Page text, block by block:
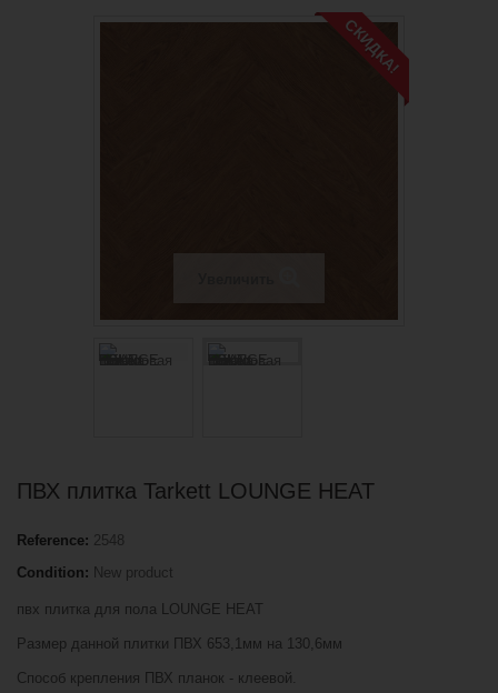
СКИДКА!
ПВХ плитка Tarkett LOUNGE HEAT
Reference: 2548
Condition: New product
пвх плитка для пола LOUNGE HEAT
Размер данной плитки ПВХ 653,1мм на 130,6мм
Способ крепления ПВХ планок - клеевой.